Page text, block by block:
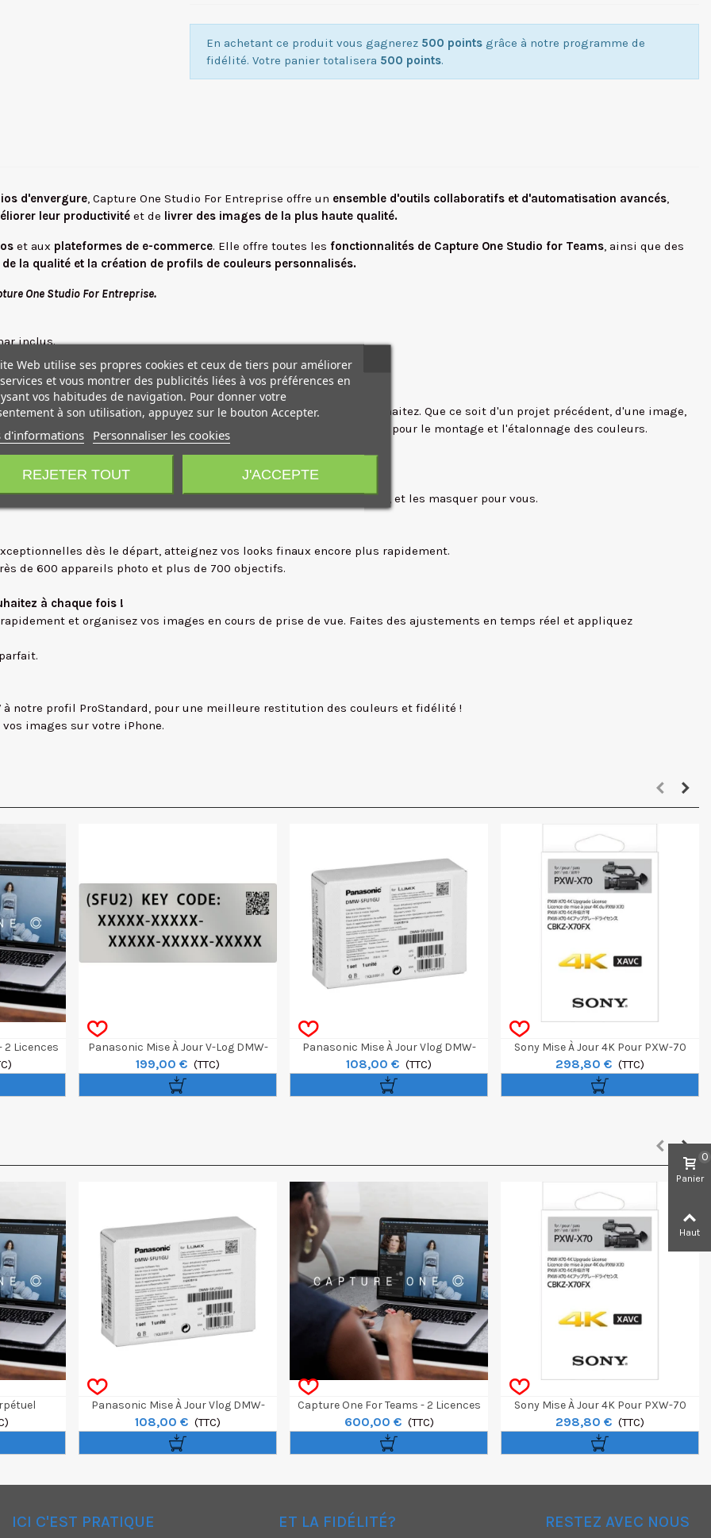
En achetant ce produit vous gagnerez 500 points grâce à notre programme de
fidélité. Votre panier totalisera 500 points.
d'envergure, Capture One Studio For Entreprise offre un ensemble d'outils collaboratifs et d'automatisation avancés,
leur productivité et de livrer des images de la plus haute qualité.
et aux plateformes de e-commerce. Elle offre toutes les fonctionnalités de Capture One Studio for Teams, ainsi que des
la qualité et la création de profils de couleurs personnalisés.
One Studio For Entreprise.
inclus.
le look d'une image "référence" à toutes les images que vous souhaitez. Que ce soit d'un projet précédent, d'une image,
à votre photo actuel, vous offrant ainsi un point de départ solide pour le montage et l'étalonnage des couleurs.
clic pour des retouches plus rapide et détaillées.
plan mais aussi le visage, la peau, les yeux etc. de votre photo, et les masquer pour vous.
dès le départ, atteignez vos looks finaux encore plus rapidement.
de 600 appareils photo et plus de 700 objectifs.
à chaque fois !
et organisez vos images en cours de prise de vue. Faites des ajustements en temps réel et appliquez
à notre profil ProStandard, pour une meilleure restitution des couleurs et fidélité !
images sur votre iPhone.
2 Licences
Panasonic Mise À Jour V-Log DMW-
SFU2 Pour Lumix S1
199,00 € (TTC)
Panasonic Mise À Jour Vlog DMW-
SFU1GU Pour GH4/GH5
108,00 € (TTC)
Sony Mise À Jour 4K Pour PXW-70
298,80 € (TTC)
Panasonic Mise À Jour Vlog DMW-
SFU1GU Pour GH4/GH5
108,00 € (TTC)
Capture One For Teams - 2 Licences
Minimum
600,00 € (TTC)
Sony Mise À Jour 4K Pour PXW-70
298,80 € (TTC)
ICI C'EST PRATIQUE ET LA FIDÉLITÉ? RESTEZ AVEC NOUS
Web utilise ses propres cookies et ceux de tiers pour améliorer
et vous montrer des publicités liées à vos préférences en
vos habitudes de navigation. Pour donner votre
à son utilisation, appuyez sur le bouton Accepter.
d'informations Personnaliser les cookies
REJETER TOUT J'ACCEPTE
Panier
0
Haut